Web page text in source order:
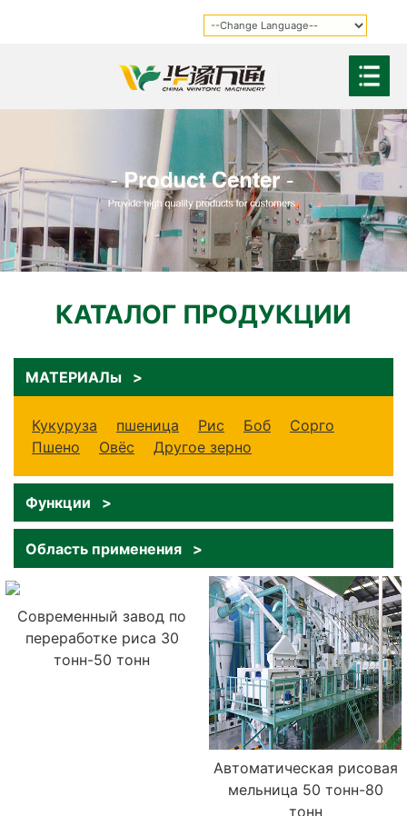
КАТАЛОГ ПРОДУКЦИИ
МАТЕРИАЛы >
Кукуруза пшеница Рис Боб
Сорго
Пшено
Овёс Другое зерно
Функции >
Область применения >
Современный завод по
переработке риса 30
тонн-50 тонн
Автоматическая рисовая
мельница 50 тонн-80
тонн